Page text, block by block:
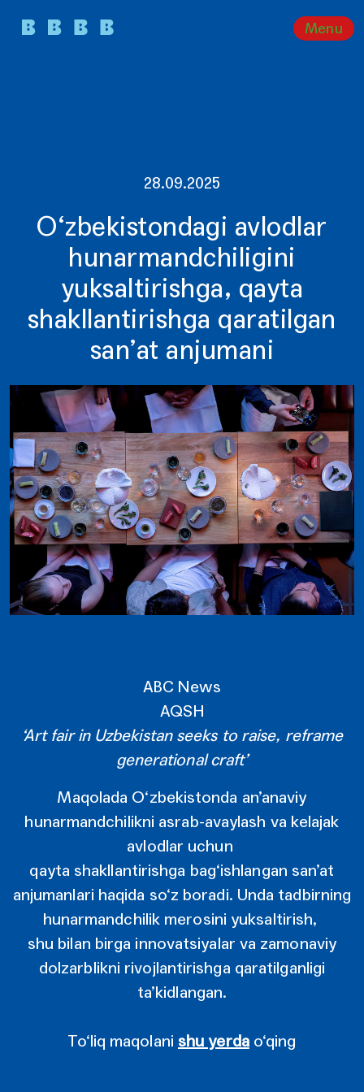
Menu
28.09.2025
O‘zbekistondagi avlodlar
hunarmandchiligini
yuksaltirishga, qayta
shakllantirishga qaratilgan
san’at anjumani
ABC News
AQSH
‘Art fair in Uzbekistan seeks to raise, reframe
generational craft’
Maqolada O‘zbekistonda an’anaviy
hunarmandchilikni asrab-avaylash va kelajak
avlodlar uchun
qayta shakllantirishga bag‘ishlangan san’at
anjumanlari haqida so‘z boradi. Unda tadbirning
hunarmandchilik merosini yuksaltirish,
shu bilan birga innovatsiyalar va zamonaviy
dolzarblikni rivojlantirishga qaratilganligi
ta’kidlangan.
To‘liq maqolani shu yerdao‘qing